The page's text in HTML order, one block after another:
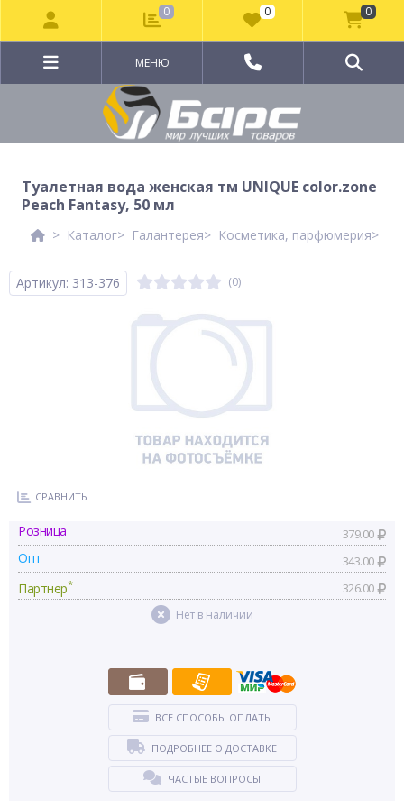
МЕНЮ
Туалетная вода женская тм UNIQUE color.zone
Peach Fantasy, 50 мл
Каталог Галантерея Косметика, парфюмерия
Артикул: 313-376 (0)
СРАВНИТЬ
Розница 379.00
Опт 343.00
Партнер* 326.00
Нет в наличии
ВСЕ СПОСОБЫ ОПЛАТЫ
ПОДРОБНЕЕ О ДОСТАВКЕ
ЧАСТЫЕ ВОПРОСЫ
0 0 0